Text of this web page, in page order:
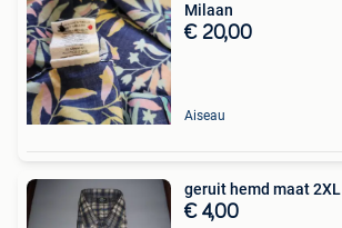
Milaan
€ 20,00
Aiseau
geruit hemd maat 2XL
€ 4,00